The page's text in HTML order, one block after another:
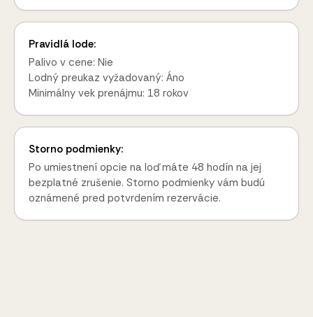
Pravidlá lode:
Palivo v cene: Nie
Lodný preukaz vyžadovaný: Áno
Minimálny vek prenájmu: 18 rokov
Storno podmienky:
Po umiestnení opcie na loď máte 48 hodín na jej
bezplatné zrušenie. Storno podmienky vám budú
oznámené pred potvrdením rezervácie.